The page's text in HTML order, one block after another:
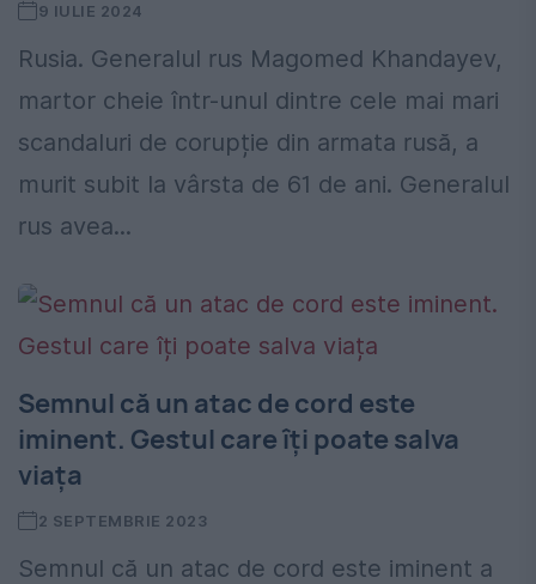
9 IULIE 2024
Rusia. Generalul rus Magomed Khandayev,
martor cheie într-unul dintre cele mai mari
scandaluri de corupție din armata rusă, a
murit subit la vârsta de 61 de ani. Generalul
rus avea...
Semnul că un atac de cord este
iminent. Gestul care îți poate salva
viața
2 SEPTEMBRIE 2023
Semnul că un atac de cord este iminent a